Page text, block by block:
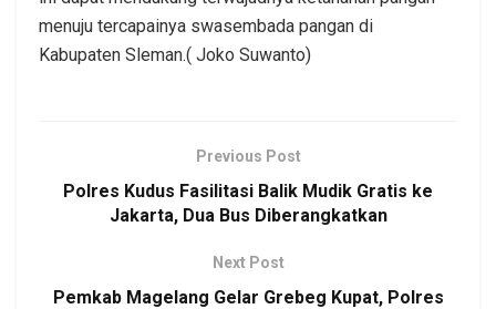
menuju tercapainya swasembada pangan di
Kabupaten Sleman.( Joko Suwanto)
Previous Post
Polres Kudus Fasilitasi Balik Mudik Gratis ke
Jakarta, Dua Bus Diberangkatkan
Next Post
Pemkab Magelang Gelar Grebeg Kupat, Polres